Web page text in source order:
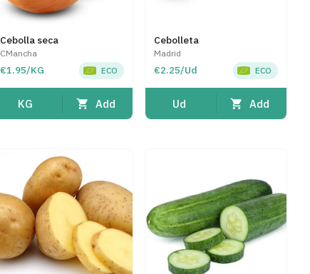
Cebolla seca
CMancha
€1.95/KG ECO
KG Add
Cebolleta
Madrid
€2.25/Ud ECO
Ud Add